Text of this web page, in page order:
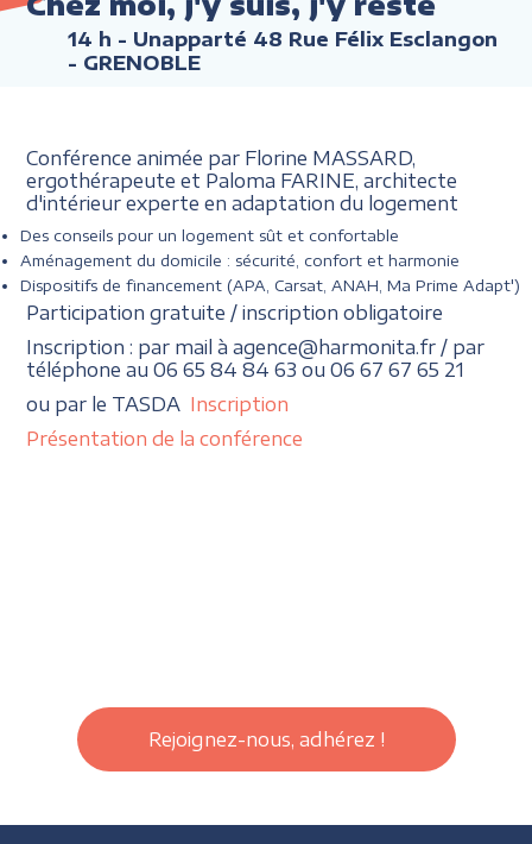
14 h - Unapparté 48 Rue Félix Esclangon
- GRENOBLE
Conférence animée par Florine MASSARD,
ergothérapeute et Paloma FARINE, architecte
d'intérieur experte en adaptation du logement
Des conseils pour un logement sût et confortable
Aménagement du domicile : sécurité, confort et harmonie
Dispositifs de financement (APA, Carsat, ANAH, Ma Prime Adapt')
Participation gratuite / inscription obligatoire
Inscription : par mail à agence@harmonita.fr / par
téléphone au 06 65 84 84 63 ou 06 67 67 65 21
ou par le TASDA Inscription
Présentation de la conférence
Rejoignez-nous, adhérez !